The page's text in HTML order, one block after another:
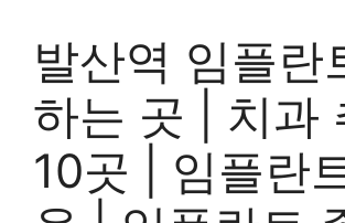
발산역 임플란
하는 곳 | 치과
10곳 | 임플란